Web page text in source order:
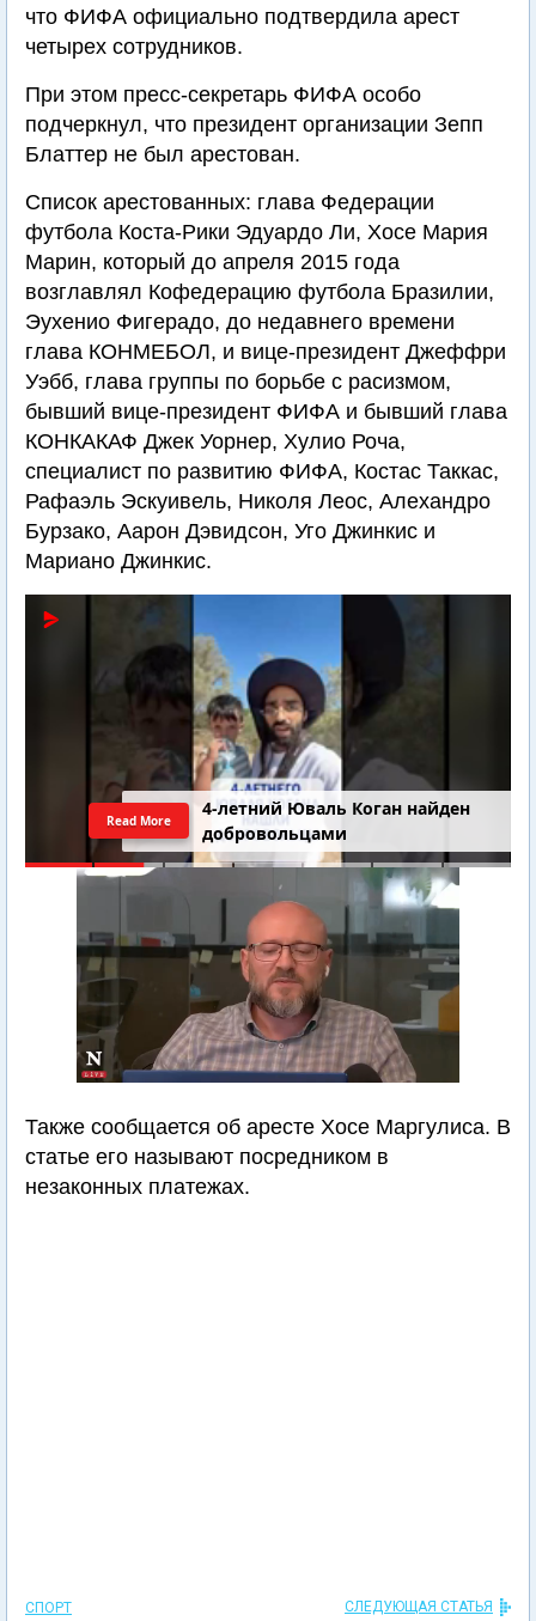
что ФИФА официально подтвердила арест
четырех сотрудников.
При этом пресс-секретарь ФИФА особо
подчеркнул, что президент организации Зепп
Блаттер не был арестован.
Список арестованных: глава Федерации
футбола Коста-Рики Эдуардо Ли, Хосе Мария
Марин, который до апреля 2015 года
возглавлял Кофедерацию футбола Бразилии,
Эухенио Фигерадо, до недавнего времени
глава КОНМЕБОЛ, и вице-президент Джеффри
Уэбб, глава группы по борьбе с расизмом,
бывший вице-президент ФИФА и бывший глава
КОНКАКАФ Джек Уорнер, Хулио Роча,
специалист по развитию ФИФА, Костас Таккас,
Рафаэль Эскуивель, Николя Леос, Алехандро
Бурзако, Аарон Дэвидсон, Уго Джинкис и
Мариано Джинкис.
4-летний Юваль Коган найден
добровольцами
Read More
Также сообщается об аресте Хосе Маргулиса. В
статье его называют посредником в
незаконных платежах.
СПОРТ СЛЕДУЮЩАЯ СТАТЬЯ